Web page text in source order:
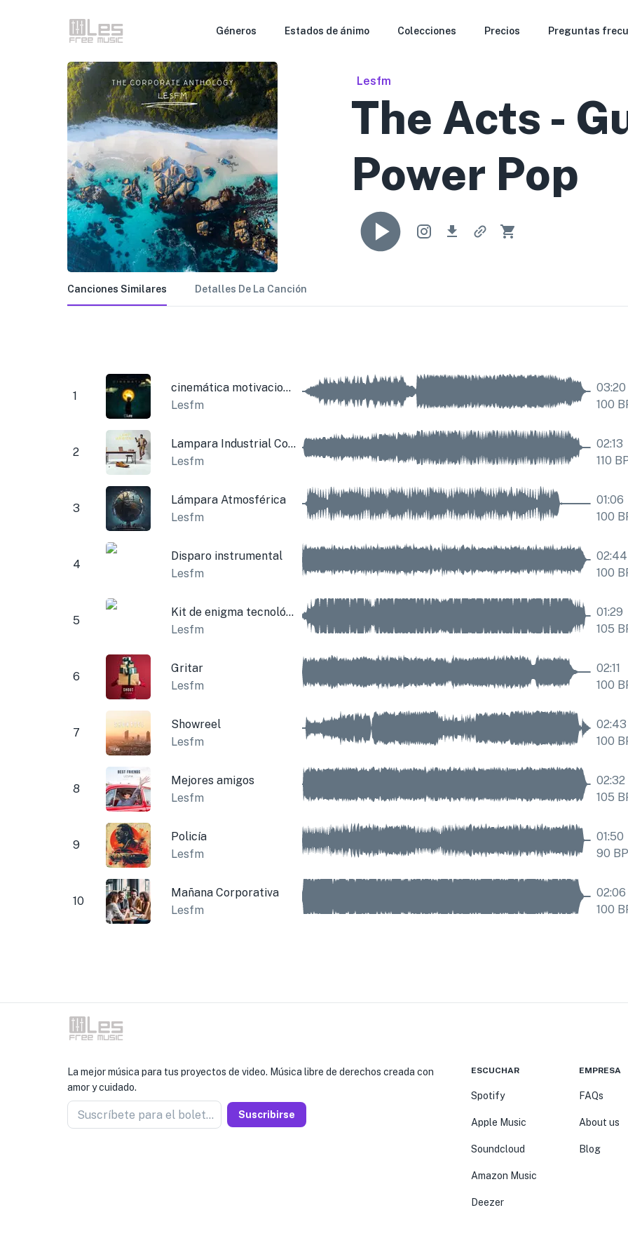
Géneros Estados de ánimo Colecciones Precios Preguntas
Lesfm
The Acts -
Power Pop
Canciones Similares Detalles De La Canción
1
cinemática motivacional
Lesfm
03:20
100
2
Lampara Industrial Corporativa
Lesfm
02:13
110
3
Lámpara Atmosférica
Lesfm
01:06
100
4
Disparo instrumental
Lesfm
02:44
100
5
Kit de enigma tecnológico
Lesfm
01:29
105
6
Gritar
Lesfm
02:11
100
7
Showreel
Lesfm
02:43
100
8
Mejores amigos
Lesfm
02:32
105
9
Policía
Lesfm
01:50
90
10
Mañana Corporativa
Lesfm
02:06
100
La mejor música para tus proyectos de video. Música libre de derechos creada con
amor y cuidado.
Suscríbete para el boletín Suscribirse
ESCUCHAR
Spotify
Apple Music
Soundcloud
Amazon Music
Deezer
EMPRESA
FAQs
About us
Blog